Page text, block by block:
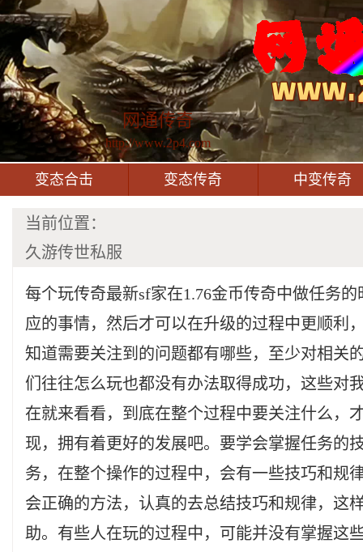
网通传奇
http://www.2p4.com
变态合击 变态传奇 中变传奇
当前位置：
久游传世私服
每个玩传奇最新sf家在1.76金币传奇中做任务
应的事情，然后才可以在升级的过程中更顺利
知道需要关注到的问题都有哪些，至少对相关
们往往怎么玩也都没有办法取得成功，这些对
在就来看看，到底在整个过程中要关注什么，
现，拥有着更好的发展吧。要学会掌握任务的
务，在整个操作的过程中，会有一些技巧和规
会正确的方法，认真的去总结技巧和规律，这
助。有些人在玩的过程中，可能并没有掌握这